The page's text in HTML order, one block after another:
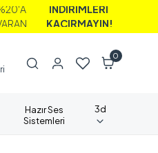
0
Hazır Ses
Sistemleri
3d